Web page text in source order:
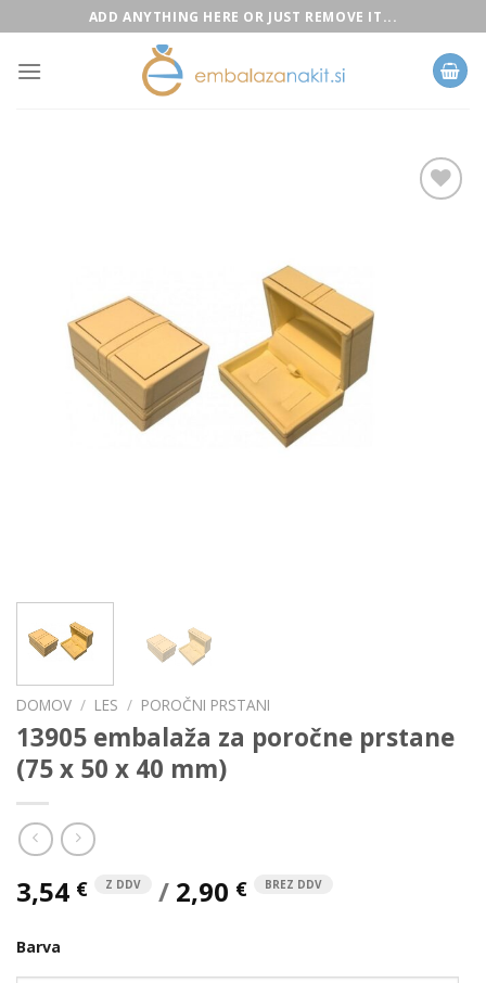
to
content
ADD ANYTHING HERE OR JUST REMOVE IT...
DOMOV / LES / POROČNI PRSTANI
13905 embalaža za poročne prstane
(75 x 50 x 40 mm)
3,54 € Z DDV / 2,90 € BREZ DDV
Barva